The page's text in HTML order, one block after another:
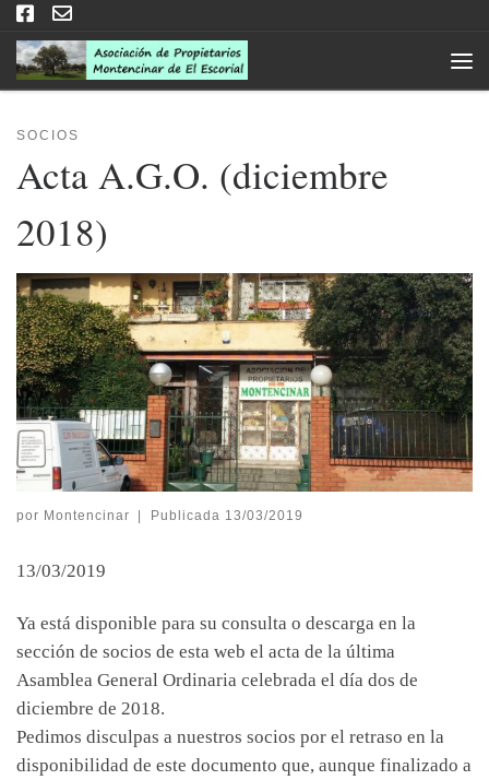
SOCIOS
Acta A.G.O. (diciembre
2018)
por Montencinar Publicada 13/03/2019
13/03/2019
Ya está disponible para su consulta o descarga en la
sección de socios de esta web el acta de la última
Asamblea General Ordinaria celebrada el día dos de
diciembre de 2018.
Pedimos disculpas a nuestros socios por el retraso en la
disponibilidad de este documento que, aunque finalizado a